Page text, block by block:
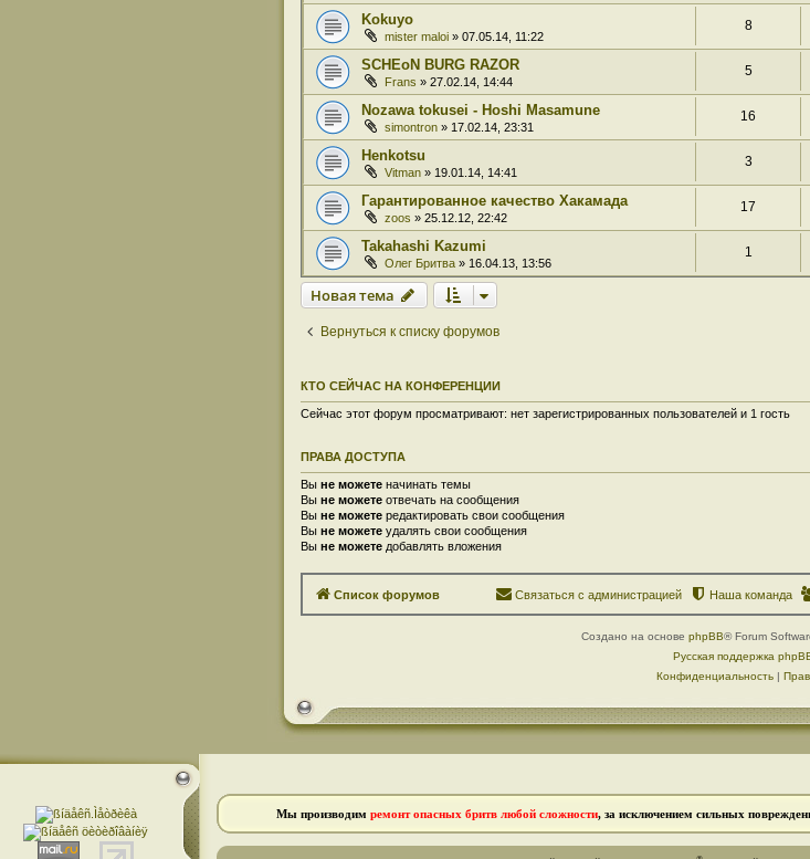
Kokuyo
mister maloi » 07.05.14, 11:22
8
SCHEoN BURG RAZOR
Frans » 27.02.14, 14:44
5
Nozawa tokusei - Hoshi Masamune
simontron » 17.02.14, 23:31
16
Henkotsu
Vitman » 19.01.14, 14:41
3
Гарантированное качество Хакамада
zoos » 25.12.12, 22:42
17
Takahashi Kazumi
Олег Бритва » 16.04.13, 13:56
1
Новая тема
Вернуться к списку форумов
КТО СЕЙЧАС НА КОНФЕРЕНЦИИ
Сейчас этот форум просматривают: нет зарегистрированных пользователей и 1 гость
ПРАВА ДОСТУПА
Вы не можете начинать темы
Вы не можете отвечать на сообщения
Вы не можете редактировать свои сообщения
Вы не можете удалять свои сообщения
Вы не можете добавлять вложения
Список форумов Наша команда
Связаться с администрацией
Создано на основе phpBB® Forum
Русская поддержка
Конфиденциальность|
Мы производим ремонт опасных бритв любой сложности, за исключением сильных